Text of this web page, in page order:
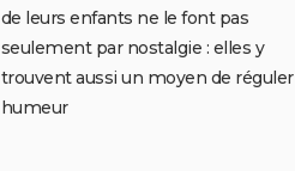
de leurs enfants ne le font pas
seulement par nostalgie : elles y
trouvent aussi un moyen de
humeur